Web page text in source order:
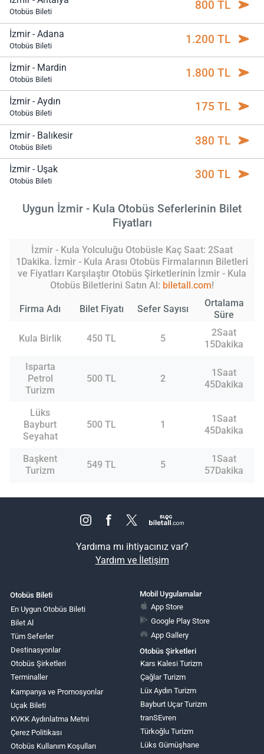
Otobüs Bileti 800 TL
İzmir - Adana
Otobüs Bileti 1.200 TL
İzmir - Mardin
Otobüs Bileti 1.800 TL
İzmir - Aydın
Otobüs Bileti 175 TL
İzmir - Balıkesir
Otobüs Bileti 380 TL
İzmir - Uşak
Otobüs Bileti 300 TL
Uygun İzmir - Kula Otobüs Seferlerinin Bilet
Fiyatları
İzmir - Kula Yolculuğu Otobüsle Kaç Saat: 2Saat
1Dakika. İzmir - Kula Arası Otobüs Firmalarının Biletleri
ve Fiyatları Karşılaştır Otobüs Şirketlerinin İzmir - Kula
Otobüs Biletlerini Satın Al: biletall.com!
Firma Adı Bilet Fiyatı Sefer Sayısı
Ortalama
Süre
Kula Birlik 450 TL 5
2Saat
15Dakika
Isparta
Petrol
Turizm
500 TL 2
1Saat
45Dakika
Lüks
Bayburt
Seyahat
500 TL 1
1Saat
45Dakika
Başkent
Turizm
549 TL 5
1Saat
57Dakika
Yardıma mı ihtiyacınız var?
Yardım ve İletişim
Otobüs Bileti
En Uygun Otobüs Bileti
Bilet Al
Tüm Seferler
Destinasyonlar
Otobüs Şirketleri
Terminaller
Kampanya ve Promosyonlar
Uçak Bileti
KVKK Aydınlatma Metni
Çerez Politikası
Otobüs Kullanım Koşulları
Mobil Uygulamalar
App Store
Google Play Store
App Gallery
Otobüs Şirketleri
Kars Kalesi Turizm
Çağlar Turizm
Lüx Aydın Turizm
Bayburt Uçar Turizm
tranSEvren
Türkoğlu Turizm
Lüks Gümüşhane